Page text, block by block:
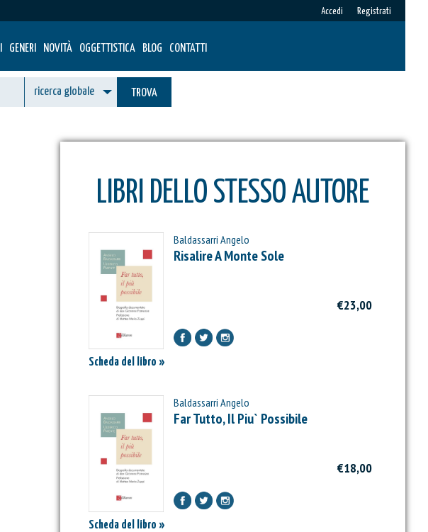
Registrati
Accedi
GENERI NOVITÀ OGGETTISTICA BLOG CONTATTI
TROVA
LIBRI DELLO STESSO AUTORE
Scheda del libro »
Baldassarri Angelo
Risalire A Monte Sole
€23,00
Scheda del libro »
Baldassarri Angelo
Far Tutto, Il Piu` Possibile
€18,00